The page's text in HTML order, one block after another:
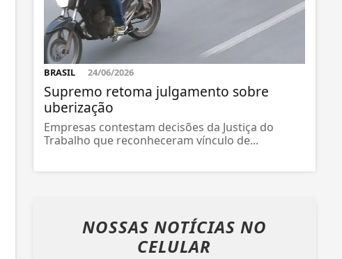
BRASIL 24/06/2026
Supremo retoma julgamento sobre
uberização
Empresas contestam decisões da Justiça do
Trabalho que reconheceram vínculo de...
NOSSAS NOTÍCIAS NO
CELULAR